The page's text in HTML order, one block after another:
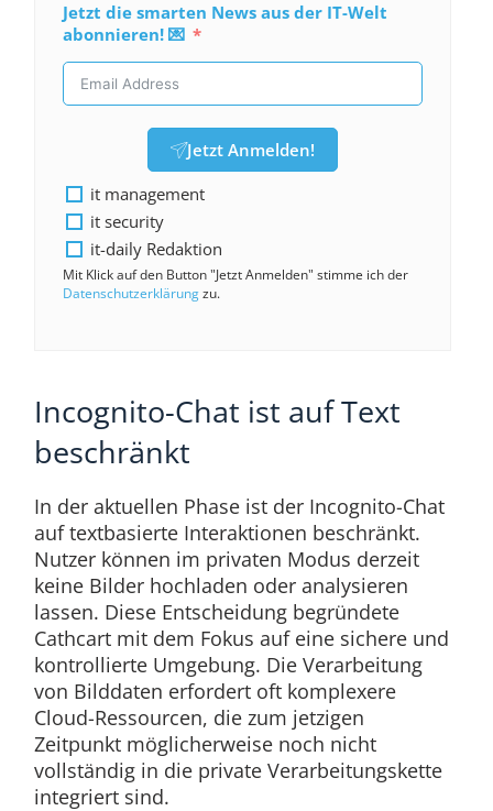
Jetzt die smarten News aus der IT-Welt
abonnieren! 💌
Jetzt Anmelden!
it management
it security
it-daily Redaktion
Mit Klick auf den Button "Jetzt Anmelden" stimme ich der
Datenschutzerklärungzu.
Incognito-Chat ist auf Text
beschränkt
In der aktuellen Phase ist der Incognito-Chat
auf textbasierte Interaktionen beschränkt.
Nutzer können im privaten Modus derzeit
keine Bilder hochladen oder analysieren
lassen. Diese Entscheidung begründete
Cathcart mit dem Fokus auf eine sichere und
kontrollierte Umgebung. Die Verarbeitung
von Bilddaten erfordert oft komplexere
Cloud-Ressourcen, die zum jetzigen
Zeitpunkt möglicherweise noch nicht
vollständig in die private Verarbeitungskette
integriert sind.